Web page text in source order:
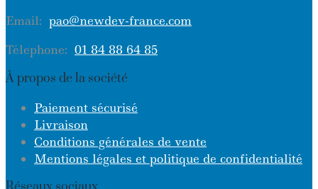
Email: pao@newdev-france.com
Télephone: 01 84 88 64 85
À propos de la société
Paiement sécurisé
Livraison
Conditions générales de vente
Mentions légales et politique de confidentialité